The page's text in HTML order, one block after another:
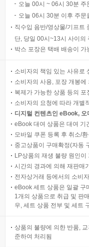
오늘 00시 ~ 06시 30분
오늘 06시 30분 이후 주
직수입 음반/영상물/기프트
단, 당일 00시~13시 사이의
박스 포장은 택배 배송이
소비자의 책임 있는 사유로
소비자의 사용, 포장 개봉
복제가 가능한 상품 등의
소비자의 요청에 따라 개별
디지털 컨텐츠인 eBook,
eBook 대여 상품은 대여 기
모바일 쿠폰 등록 후 취소/
중고상품이 구매확정(자동
LP상품의 재생 불량 원인
시간의 경과에 의해 재판매
전자상거래 등에서의 소비
eBook 세트 상품은 일괄 구
1개의 상품으로 취급 및 판
우, 세트 상품 전부 및 세트
상품의 불량에 의한 반품,
준하여 처리됨